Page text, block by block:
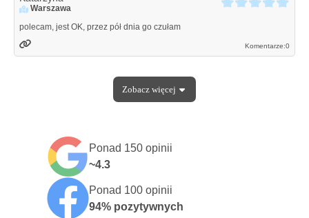
Warszawa
polecam, jest OK, przez pół dnia go czułam
Komentarze:0
Zobaczwięcej
Ponad 150 opinii
~4.3
Ponad 100 opinii
94% pozytywnych